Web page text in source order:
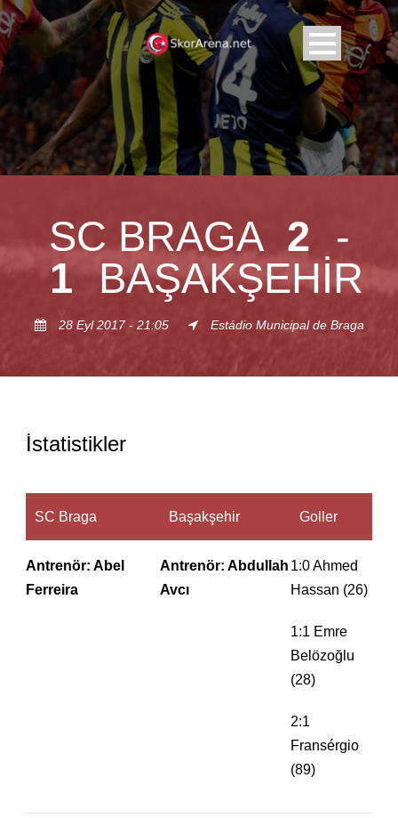
SC BRAGA 2
-
1 BAŞAKŞEHIR
28 Eyl 2017 - 21:05 Estádio Municipal de Braga
İstatistikler
SC Braga Başakşehir Goller
Antrenör: Abel
Ferreira
Antrenör: Abdullah
Avcı
1:0 Ahmed
Hassan (26)
1:1 Emre
Belözoğlu
(28)
2:1
Fransérgio
(89)